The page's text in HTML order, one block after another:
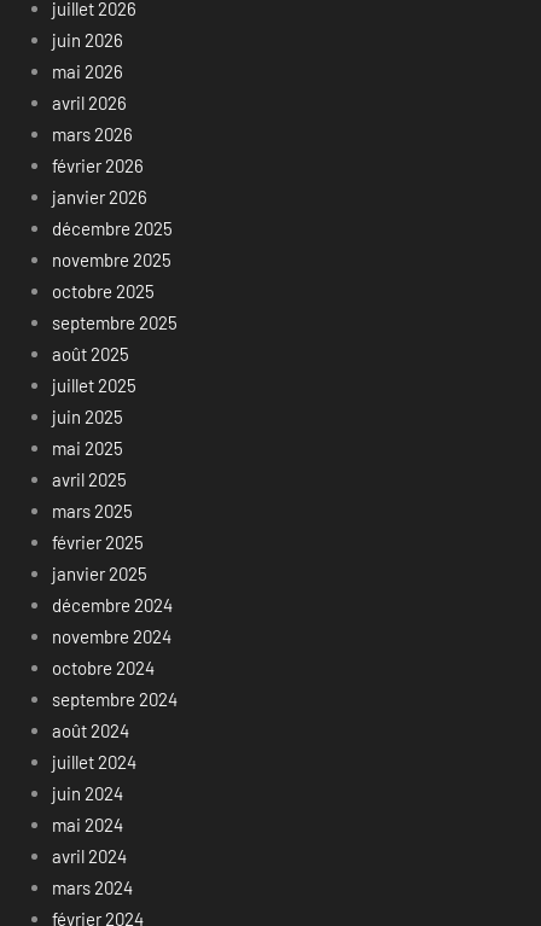
juillet 2026
juin 2026
mai 2026
avril 2026
mars 2026
février 2026
janvier 2026
décembre 2025
novembre 2025
octobre 2025
septembre 2025
août 2025
juillet 2025
juin 2025
mai 2025
avril 2025
mars 2025
février 2025
janvier 2025
décembre 2024
novembre 2024
octobre 2024
septembre 2024
août 2024
juillet 2024
juin 2024
mai 2024
avril 2024
mars 2024
février 2024